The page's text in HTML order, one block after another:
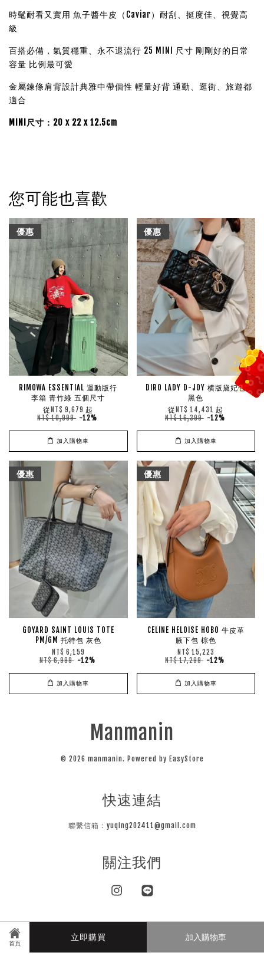
首頁
立即購買 加入購物車
時髦耐看又實用 魚子醬牛皮（Caviar）耐刮、挺度佳、視覺高
級
百搭必備，氣質穩重、永不退流行 25 MINI 尺寸 剛剛好的日常
容量 比例最可愛
金屬鍊條肩背設計典雅中帶個性 輕量好背 通勤、逛街、旅遊都
適合
MINI尺寸：20 x 22 x 12.5cm
您可能也喜歡
優惠
RIMOWA ESSENTIAL 運動版行
李箱 青竹綠 五個尺寸
從NT$ 9,679 起
NT$ 10,999 -12%
加入購物車
優惠
DIRO LADY D-JOY 横版黛妃包
黑色
從NT$ 14,431 起
NT$ 16,399 -12%
加入購物車
優惠
GOYARD SAINT LOUIS TOTE
PM/GM 托特包 灰色
NT$ 6,159
NT$ 6,999 -12%
加入購物車
優惠
CELINE HELOISE HOBO 牛皮革
腋下包 棕色
NT$ 15,223
NT$ 17,299 -12%
加入購物車
Manmanin
© 2026 manmanin. Powered by EasyStore
快速連結
聯繫信箱：yuqing202411@gmail.com
關注我們
Instagram
JCB